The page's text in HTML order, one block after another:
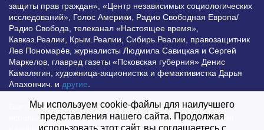
защиты прав граждан», «Центр независимых социологических
исследований», Голос Америки, Радио Свободная Европа/
Радио Свобода, телеканал «Настоящее время»,
Кавказ.Реалии, Крым.Реалии, Сибирь.Реалии, правозащитник
Лев Пономарёв, журналисты Людмила Савицкая и Сергей
Маркелов, главред газеты «Псковская губерния» Денис
Камалягин, художница-акционистка и фемактивистка Дарья
Апахончич. и другие
Все права защищены и охраняются законом. Любое
использование материалов сайта допустимо при условии
Мы используем cookie-файлы для наилучшего
представления нашего сайта. Продолжая